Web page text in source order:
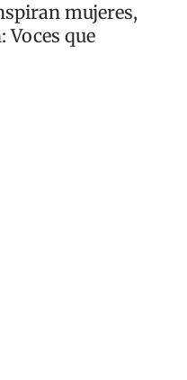
mujeres,
Voces que